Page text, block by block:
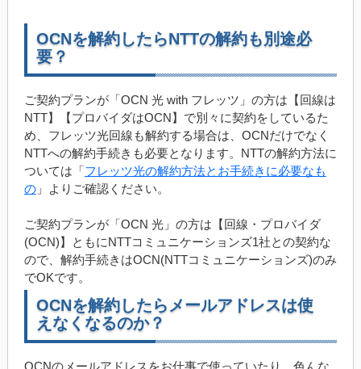
OCNを解約したらNTTの解約も別途必
要？
ご契約プランが「OCN 光 with フレッツ」の方は【回線は
NTT】【プロバイダはOCN】で別々に契約をしているた
め、フレッツ光回線も解約する場合は、OCNだけでなく
NTTへの解約手続きも必要となります。NTTの解約方法に
ついては「フレッツ光の解約方法とお手続きに必要なも
の」よりご確認ください。
ご契約プランが「OCN 光」の方は【回線・プロバイダ
(OCN)】ともにNTTコミュニケーションズ1社との契約な
ので、解約手続きはOCN(NTTコミュニケーションズ)のみ
でOKです。
OCNを解約したらメールアドレスは使
えなくなるのか？
OCNのメールアドレスをお仕事で使っていたり、色んな